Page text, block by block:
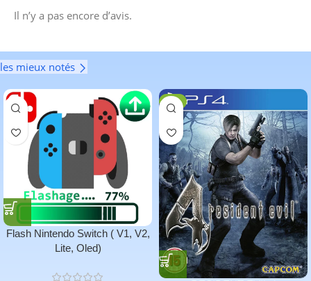
Il n’y a pas encore d’avis.
les mieux notés
Flash Nintendo Switch ( V1, V2,
Lite, Oled)
-6%